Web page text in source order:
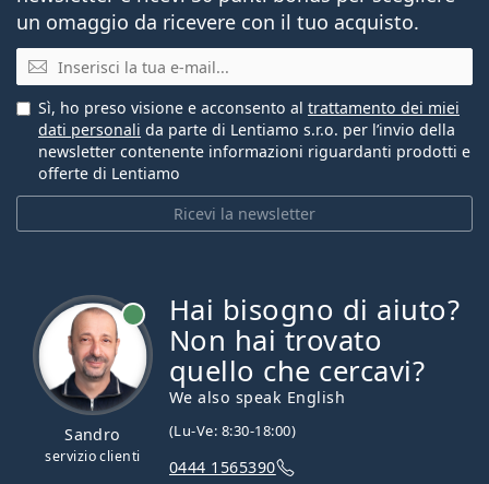
un omaggio da ricevere con il tuo acquisto.
E-mail
Ricevi la newsletter
Sì, ho preso visione e acconsento al trattamento dei miei
dati personali da parte di Lentiamo s.r.o. per l’invio della
newsletter contenente informazioni riguardanti prodotti e
offerte di Lentiamo
Sandro
servizio clienti
Hai bisogno di aiuto?
Non hai trovato
quello che cercavi?
We also speak English
(Lu-Ve: 8:30-18:00)
0444 1565390